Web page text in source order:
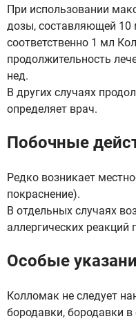
При использовании
дозы, составляющей 10
соответственно 1 мл
продолжительность
нед.
В других случаях
определяет врач.
Побочные
Редко возникает
покраснение).
В отдельных случаях
аллергических
Особые
Колломак не следует
бородавки, бородавки в